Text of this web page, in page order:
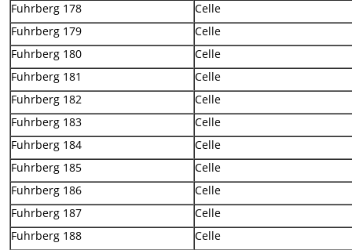
Fuhrberg 178
Celle
Fuhrberg 179
Celle
Fuhrberg 180
Celle
Fuhrberg 181
Celle
Fuhrberg 182
Celle
Fuhrberg 183
Celle
Fuhrberg 184
Celle
Fuhrberg 185
Celle
Fuhrberg 186
Celle
Fuhrberg 187
Celle
Fuhrberg 188
Celle